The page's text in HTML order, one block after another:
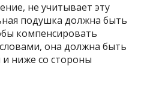
не учитывает эту
подушка должна быть
компенсировать
она должна быть
ниже со стороны